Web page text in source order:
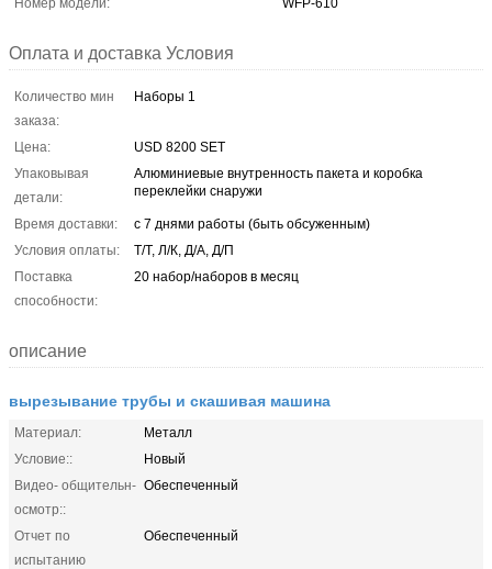
Номер модели:
WFP-610
Оплата и доставка Условия
Количество мин
заказа:
Наборы 1
Цена:
USD 8200 SET
Упаковывая
детали:
Алюминиевые внутренность пакета и коробка
переклейки снаружи
Время доставки:
с 7 днями работы (быть обсуженным)
Условия оплаты:
Т/Т, Л/К, Д/А, Д/П
Поставка
способности:
20 набор/наборов в месяц
описание
вырезывание трубы и скашивая машина
Материал:
Металл
Условие::
Новый
Видео- общительн-
осмотр::
Обеспеченный
Отчет по
испытанию
Обеспеченный